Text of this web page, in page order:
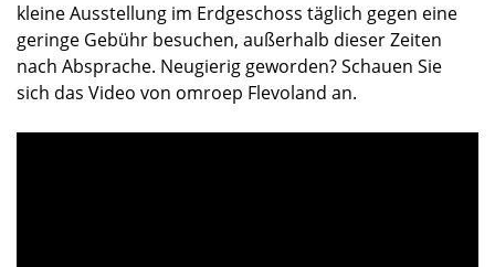
kleine Ausstellung im Erdgeschoss täglich gegen eine
geringe Gebühr besuchen, außerhalb dieser Zeiten
nach Absprache. Neugierig geworden? Schauen Sie
sich das Video von omroep Flevoland an.